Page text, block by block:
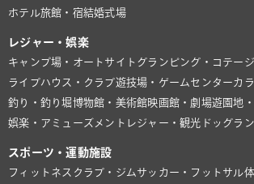
ホテル旅館・宿結婚式場
レジャー・娯楽
キャンプ場・オートサイト グランピング・コテージ
ライブハウス・クラブ遊技場・ゲームセンターカ
釣り・釣り堀博物館・美術館映画館・劇場遊園地
娯楽・アミューズメント レジャー・観光 ドッグラン
スポーツ・運動施設
フィットネスクラブ・ジム サッカー・フットサル